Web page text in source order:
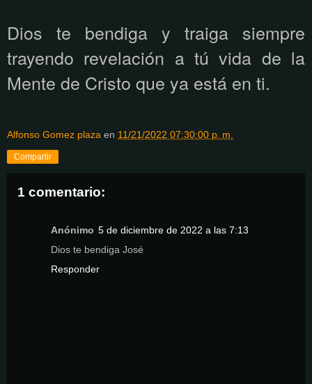
Dios te bendiga y traiga siempre
trayendo revelación a tú vida de la
Mente de Cristo que ya está en ti.
Alfonso Gomez plaza en 11/21/2022 07:30:00 p. m.
Compartir
1 comentario:
Anónimo 5 de diciembre de 2022 a las 7:13
Dios te bendiga José
Responder